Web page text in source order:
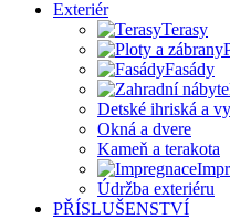
Exteriér
Terasy
Fasády
Detské ihriská a
Okná a dvere
Kameň a terakota
Údržba exteriéru
PŘÍSLUŠENSTVÍ